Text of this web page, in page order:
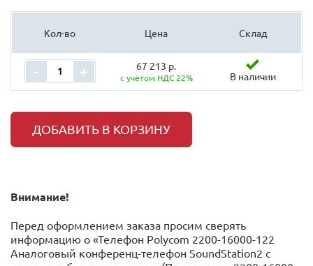
Кол-во Цена Склад
- + 67 213 р.
с учётом НДС 22% В наличии
ДОБАВИТЬ В КОРЗИНУ
Внимание!
Перед оформлением заказа просим сверять
информацию о «Телефон Polycom 2200-16000-122
Аналоговый конференц-телефон SoundStation2 с